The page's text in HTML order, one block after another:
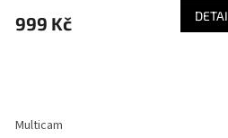
999 Kč
Multicam